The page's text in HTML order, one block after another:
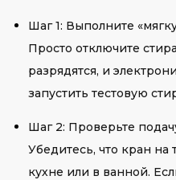
Шаг 1: Выполните
Просто отключите
разрядятся, и
запустить тестовую
Шаг 2: Проверьте
Убедитесь, что кран
кухне или в ванной.